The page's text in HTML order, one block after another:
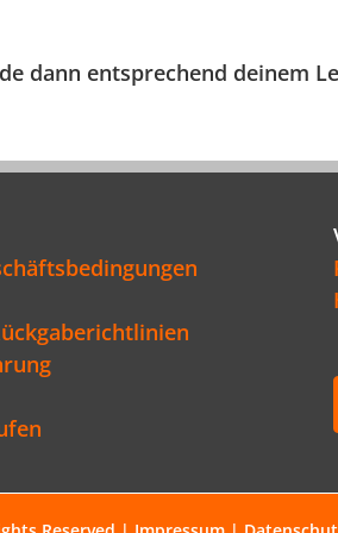
dann entsprechend deinem